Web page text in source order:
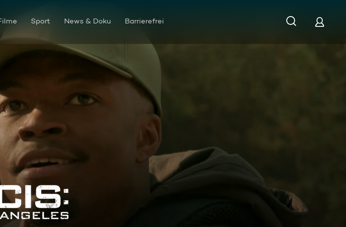
Sport News & Doku Barrierefrei
Auferstanden